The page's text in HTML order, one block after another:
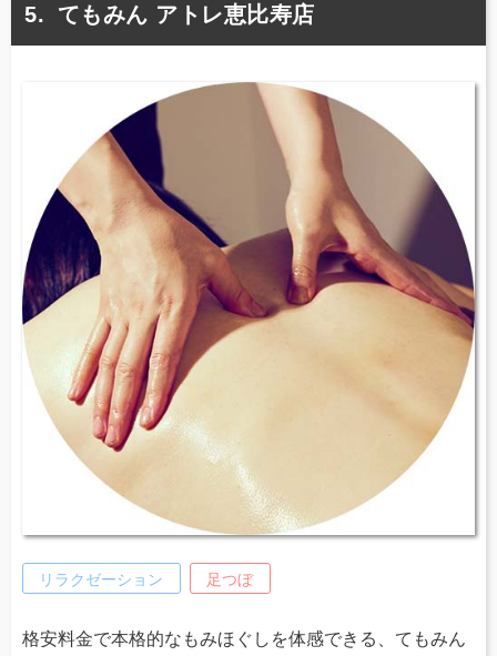
てもみん アトレ恵比寿店
リラクゼーション 足つぼ
格安料金で本格的なもみほぐしを体感できる、てもみん